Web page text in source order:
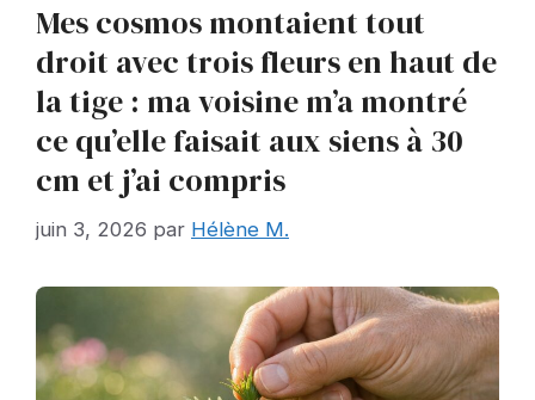
Mes cosmos montaient tout
droit avec trois fleurs en haut de
la tige : ma voisine m’a montré
ce qu’elle faisait aux siens à 30
cm et j’ai compris
juin 3, 2026 par Hélène M.